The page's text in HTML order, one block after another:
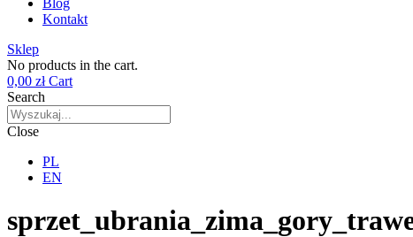
Kontakt
Sklep
No products in the cart.
0,00 zł Cart
Search
Close
PL
EN